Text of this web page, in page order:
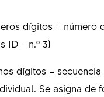
dígitos = número
ID - n.º 3)
dígitos =
Se asigna de